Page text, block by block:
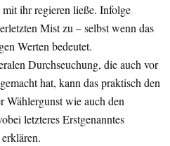
mit ihr regieren ließe. Infolge
Mist zu – selbst wenn das
Werten bedeutet.
Durchseuchung, die auch vor
hat, kann das praktisch den
Wählergunst wie auch den
letzteres Erstgenanntes